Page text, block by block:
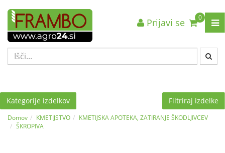
Nazaj en nivo
VRSTA 1
VRSTA 3
Nazaj en nivo
VRSTA 1
VRSTA 3
Nazaj en nivo
VRSTA 1
VRSTA 3
0
Prijavi se
Kategorije izdelkov Filtriraj izdelke
Domov KMETIJSTVO
KMETIJSKA APOTEKA, ZATIRANJE ŠKODLJIVCEV
ŠKROPIVA